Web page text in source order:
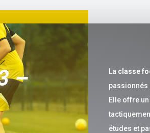
–
La classe
passionnés
Elle offre
études et